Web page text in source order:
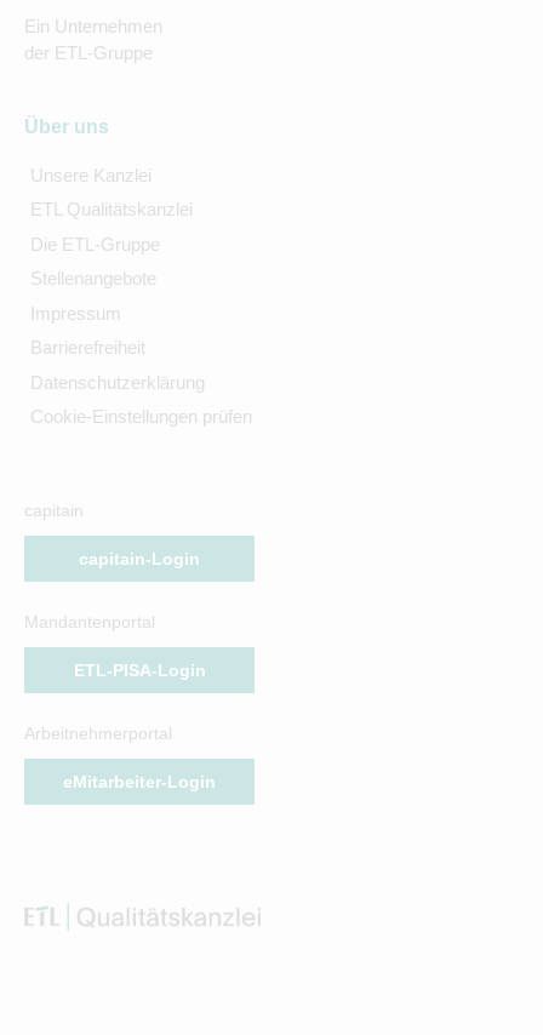
Ein Unternehmen
der ETL-Gruppe
Über uns
Unsere Kanzlei
ETL Qualitätskanzlei
Die ETL-Gruppe
Stellenangebote
Impressum
Barrierefreiheit
Datenschutzerklärung
Cookie-Einstellungen prüfen
capitain
capitain-Login
Mandantenportal
ETL-PISA-Login
Arbeitnehmerportal
eMitarbeiter-Login